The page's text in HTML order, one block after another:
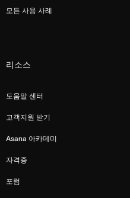
모든 사용 사례
리소스
도움말 센터
고객지원 받기
Asana 아카데미
자격증
포럼